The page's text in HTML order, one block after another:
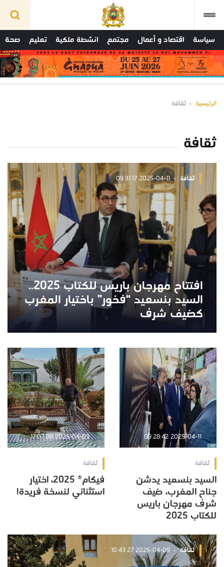
سياسة اقتصاد و أعمال مجتمع انشطة ملكية تعليم صحة
الرئيسية ثقافة
ثقافة
ثقافة 2025-04-11 09:31:17
افتتاح مهرجان باريس للكتاب 2025..
السيد بنسعيد “فخور” باختيار المغرب
كضيف شرف
2025-04-11 09:28:42
ثقافة
السيد بنسعيد يدشن
جناح المغرب، ضيف
شرف مهرجان باريس
للكتاب 2025
2025-04-09 17:07:06
ثقافة
فيكام® 2025، اختيار
استثنائي لنسخة فريدة!
ثقافة 2025-04-09 10:43:27